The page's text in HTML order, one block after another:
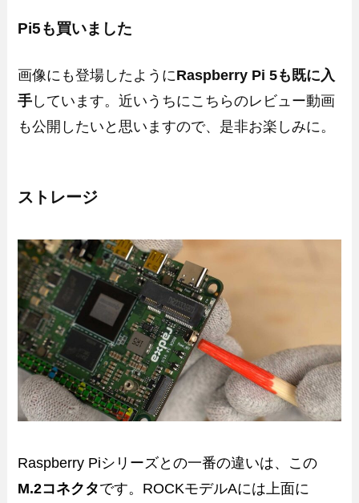
Pi5も買いました
画像にも登場したようにRaspberry Pi 5も既に入
手 しています。近いうちにこちらのレビュー動画
も公開したいと思いますので、是非お楽しみに。
ストレージ
Raspberry Piシリーズとの一番の違いは、この
M.2コネクタです。ROCKモデルAには上面に